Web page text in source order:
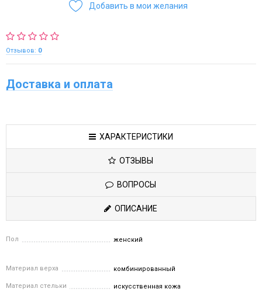
Добавить в мои желания
Отзывов: 0
Доставка и оплата
ХАРАКТЕРИСТИКИ
ОТЗЫВЫ
ВОПРОСЫ
ОПИСАНИЕ
Пол женский
Материал верха комбинированный
Материал стельки искусственная кожа